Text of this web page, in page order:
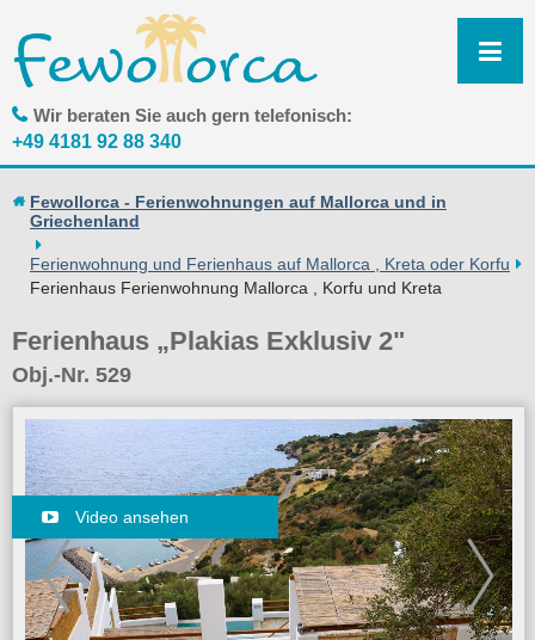
Wir beraten Sie auch gern telefonisch:
+49 4181 92 88 340
Fewollorca - Ferienwohnungen auf Mallorca und in
Griechenland
Ferienwohnung und Ferienhaus auf Mallorca , Kreta oder Korfu
Ferienhaus Ferienwohnung Mallorca , Korfu und Kreta
Ferienhaus „Plakias Exklusiv 2"
Obj.-Nr. 529
Video ansehen